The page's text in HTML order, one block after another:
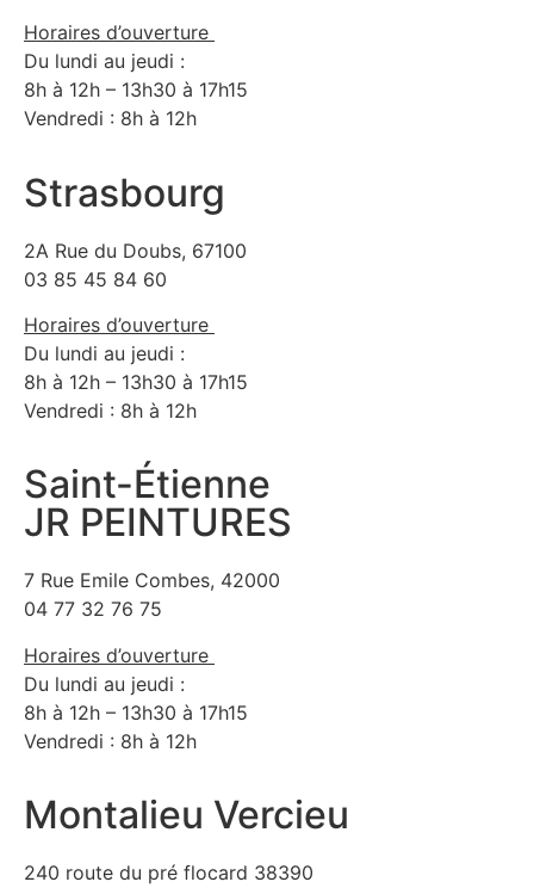
Horaires d’ouverture
Du lundi au jeudi :
8h à 12h – 13h30 à 17h15
Vendredi : 8h à 12h
Strasbourg
2A Rue du Doubs, 67100
03 85 45 84 60
Horaires d’ouverture
Du lundi au jeudi :
8h à 12h – 13h30 à 17h15
Vendredi : 8h à 12h
Saint-Étienne
JR PEINTURES
7 Rue Emile Combes, 42000
04 77 32 76 75
Horaires d’ouverture
Du lundi au jeudi :
8h à 12h – 13h30 à 17h15
Vendredi : 8h à 12h
Montalieu Vercieu
240 route du pré flocard 38390